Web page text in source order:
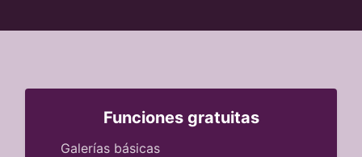
Funciones gratuitas
Galerías básicas